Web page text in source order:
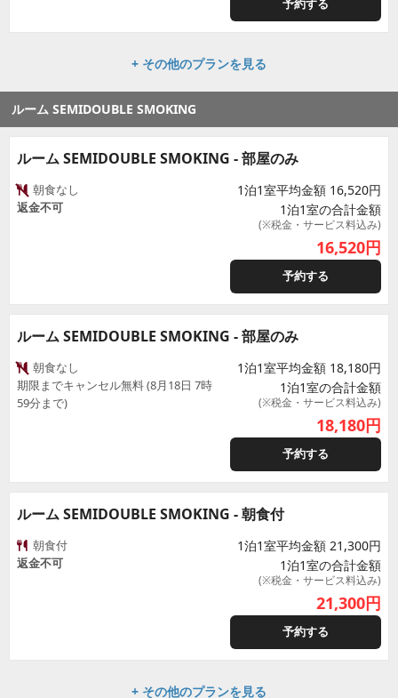
予約する
+ その他のプランを見る
ルーム SEMIDOUBLE SMOKING
ルーム SEMIDOUBLE SMOKING - 部屋のみ
朝食なし
返金不可
1泊1室平均金額 16,520円
1泊1室の合計金額
(※税金・サービス料込み)
16,520円
予約する
ルーム SEMIDOUBLE SMOKING - 部屋のみ
朝食なし
期限までキャンセル無料 (8月18日 7時
59分まで)
1泊1室平均金額 18,180円
1泊1室の合計金額
(※税金・サービス料込み)
18,180円
予約する
ルーム SEMIDOUBLE SMOKING - 朝食付
朝食付
返金不可
1泊1室平均金額 21,300円
1泊1室の合計金額
(※税金・サービス料込み)
21,300円
予約する
+ その他のプランを見る